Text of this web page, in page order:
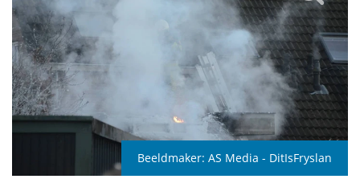
Beeldmaker: AS Media - DitIsFryslan